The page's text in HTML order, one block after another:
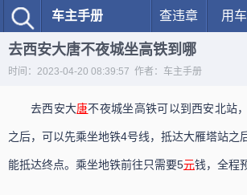
车主手册 查违章 用车
去西安大唐不夜城坐高铁到哪
时间：2023-04-20 08:39:57 作者：车主手册
去西安大唐不夜城坐高铁可以到西安北站
之后，可以先乘坐地铁4号线，抵达大雁塔站之
能抵达终点。乘坐地铁前往只需要5元钱，全程